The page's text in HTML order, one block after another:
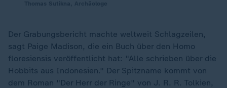
Der Grabungsbericht machte weltweit Schlagzeilen,
sagt Paige Madison, die ein Buch über den Homo
floresiensis veröffentlicht hat: "Alle schrieben über die
Hobbits aus Indonesien." Der Spitzname kommt von
dem Roman "Der Herr der Ringe" von J. R. R. Tolkien,